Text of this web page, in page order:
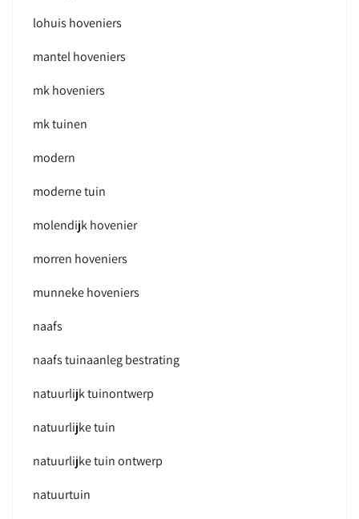
lohuis hoveniers
mantel hoveniers
mk hoveniers
mk tuinen
modern
moderne tuin
molendijk hovenier
morren hoveniers
munneke hoveniers
naafs
naafs tuinaanleg bestrating
natuurlijk tuinontwerp
natuurlijke tuin
natuurlijke tuin ontwerp
natuurtuin